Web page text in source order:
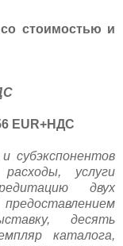
стоимостью и
EUR+НДС
субэкспонентов
услуги
двух
десять
каталога,